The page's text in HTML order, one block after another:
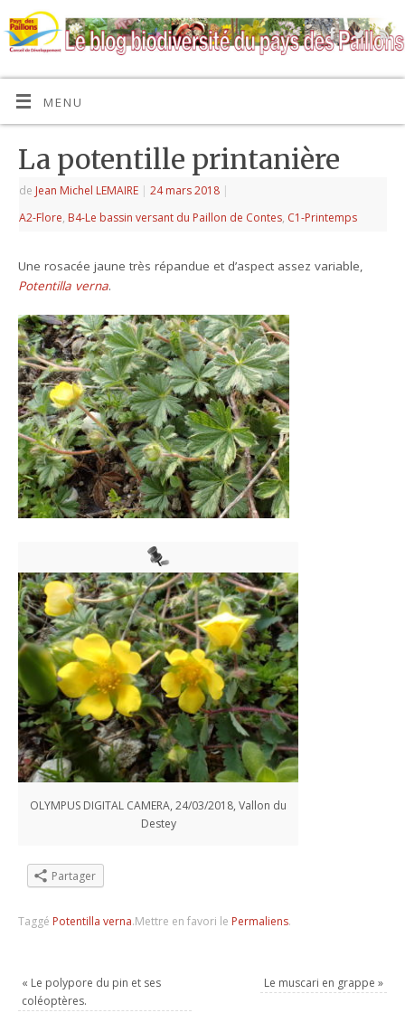
MENU
La potentille printanière
de Jean Michel LEMAIRE | 24 mars 2018 |
A2-Flore, B4-Le bassin versant du Paillon de Contes, C1-Printemps
Une rosacée jaune très répandue et d’aspect assez variable,
Potentilla verna.
OLYMPUS DIGITAL CAMERA, 24/03/2018, Vallon du
Destey
Partager
Taggé Potentilla verna.Mettre en favori le Permaliens.
« Le polypore du pin et ses
coléoptères.
Le muscari en grappe »